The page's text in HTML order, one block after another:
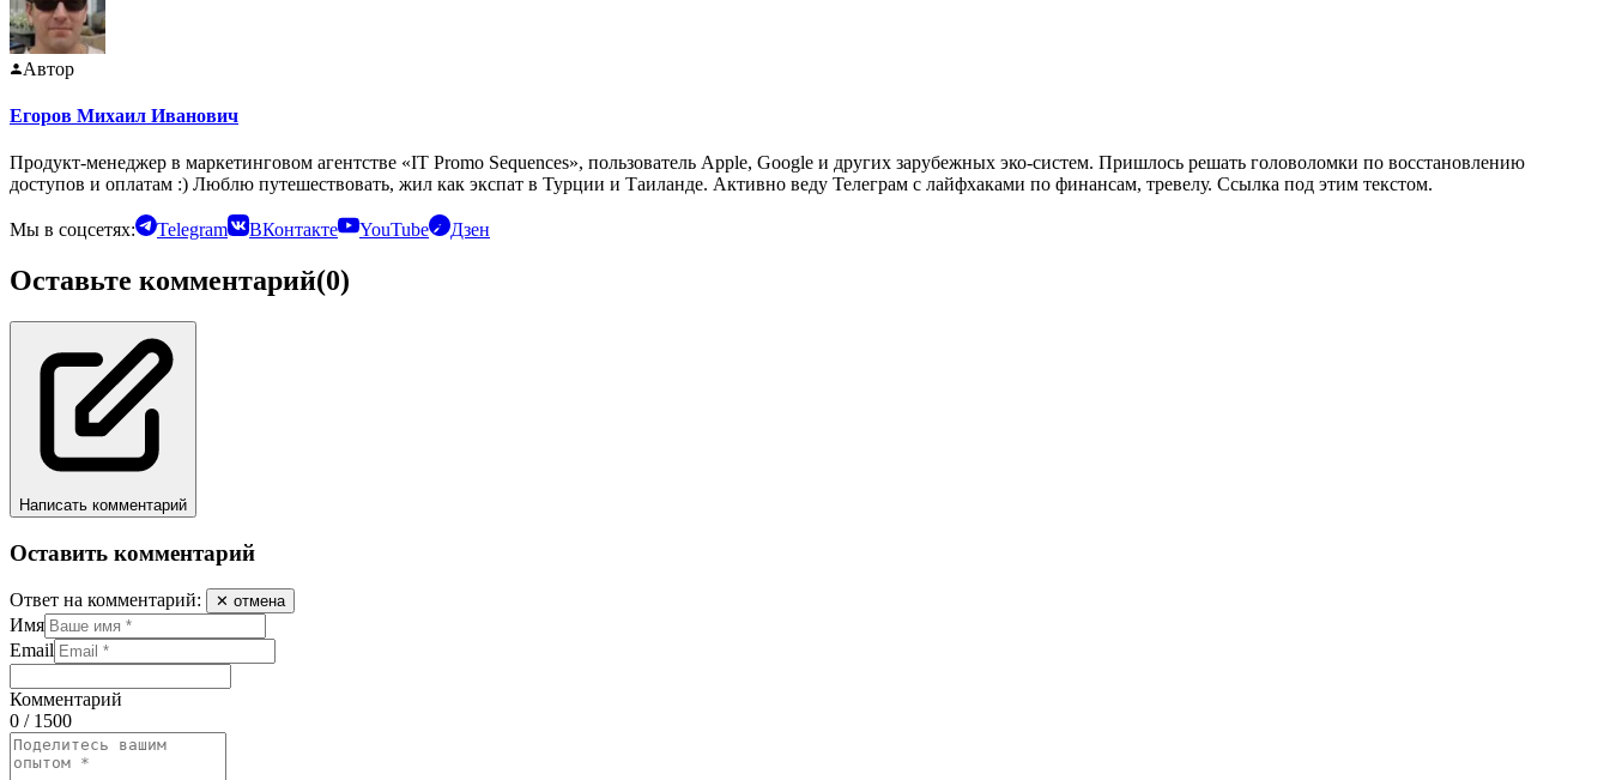
Автор
Егоров Михаил Иванович
Продукт-менеджер в маркетинговом агентстве «IT Promo Sequences», пользователь Apple, Google и других зарубежных эко-систем. Пришлось решать головоломки по восстановлению
доступов и оплатам :) Люблю путешествовать, жил как экспат в Турции и Таиланде. Активно веду Телеграм с лайфхаками по финансам, тревелу. Ссылка под этим текстом.
Мы в соцсетях: Telegram ВКонтакте YouTube Дзен
Оставьте комментарий(0)
Написать комментарий
Оставить комментарий
Ответ на комментарий: ✕ отмена
Имя
Email
Комментарий
0 / 1500